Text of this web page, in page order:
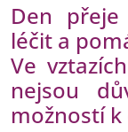
Den
léčit a
Ve
nejsou
možností